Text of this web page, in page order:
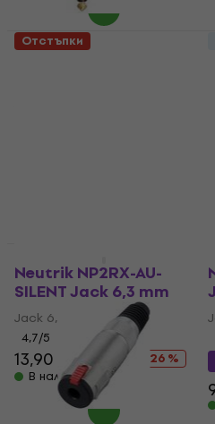
Отстъпки
Neutrik NP2RX-AU-
SILENT Jack 6,3 mm
Jack 6,3 mm
4,7/5
13,90 € 18,90 €
- 26 %
В наличност